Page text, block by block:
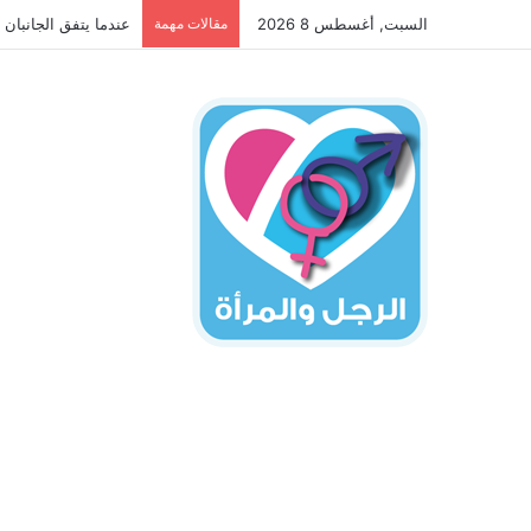
السبت, أغسطس 8 2026 مقالات مهمة عندما يتفق